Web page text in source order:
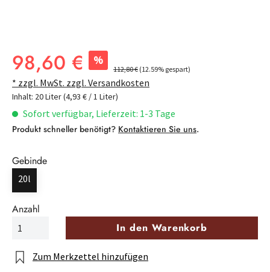
Verkaufspreis:
98,60 € %
Regulärer Preis:
112,80 € (12.59% gespart)
* zzgl. MwSt. zzgl. Versandkosten
Inhalt: 20 Liter(4,93 € / 1 Liter)
Sofort verfügbar, Lieferzeit: 1-3 Tage
Produkt schneller benötigt? Kontaktieren Sie uns.
Gebinde
20l
Anzahl
In den Warenkorb
Zum Merkzettel hinzufügen